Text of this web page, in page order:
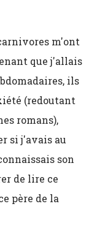
m'ont
que j'allais
ils
(redoutant
romans),
si j'avais au
son
de lire ce
père de la